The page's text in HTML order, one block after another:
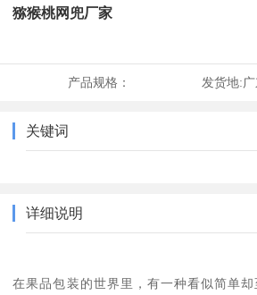
猕猴桃网兜厂家
产品规格： 发货地:
关键词
详细说明
在果品包装的世界里，有一种看似简单